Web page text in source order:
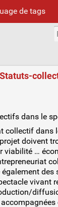
de tags
dans le
collectif
doivent
viabilité …
également
vivant